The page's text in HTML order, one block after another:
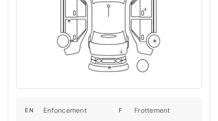
EN Enfoncement F Frottement